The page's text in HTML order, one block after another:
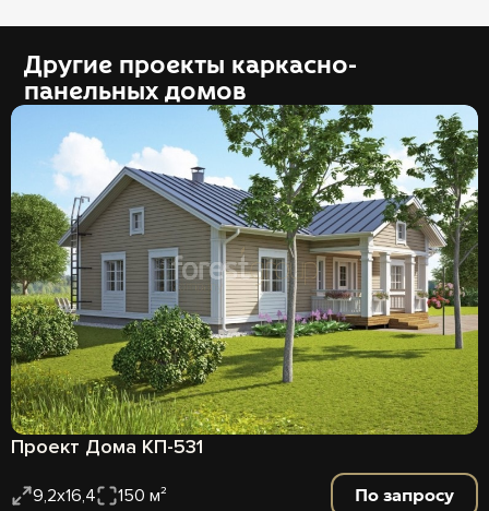
Другие проекты каркасно-
панельных домов
Проект Дома КП-531
9,2х16,4 150 м² По запросу